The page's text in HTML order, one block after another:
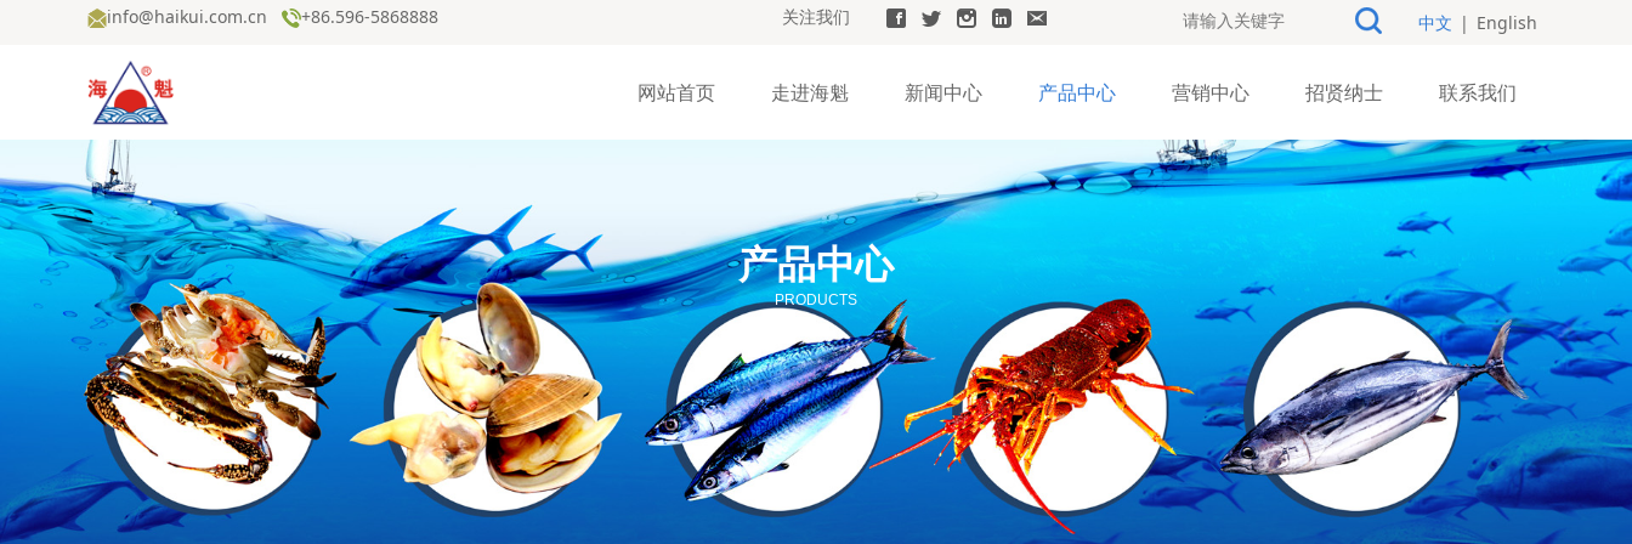
info@haikui.com.cn +86.596-5868888 关注我们 中文 | English
网站首页 走进海魁 新闻中心 产品中心 营销中心 招贤纳士 联系我们
产品中心
PRODUCTS